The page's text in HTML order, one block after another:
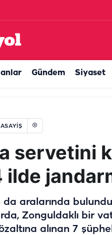
Gündem Siyaset
ASAYIŞ
servetini
da aralarında
Zonguldaklı bir
alınan 7